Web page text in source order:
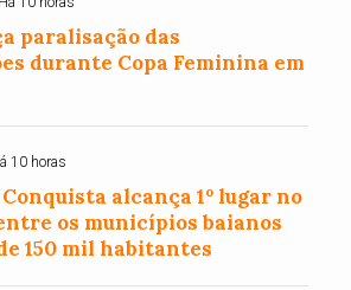
paralisação das
durante Copa Feminina em
10 horas
alcança 1º lugar no
os municípios baianos
150 mil habitantes